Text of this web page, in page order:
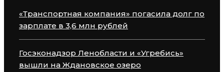
«Транспортная компания» погасила долг по
зарплате в 3,6 млн рублей
Госэконадзор Ленобласти и «Угребись»
вышли на Ждановское озеро